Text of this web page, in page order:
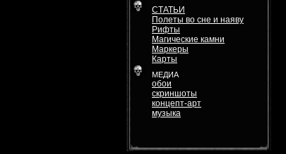
СТАТЬИ
Полеты во сне и наяву
Рифты
Магические камни
Маркеры
Карты
МЕДИА
обои
скриншоты
концепт-арт
музыка